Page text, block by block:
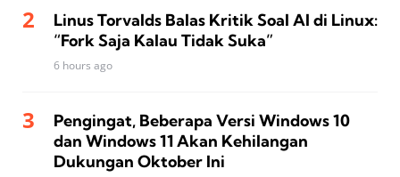
Linus Torvalds Balas Kritik Soal AI di Linux:
“Fork Saja Kalau Tidak Suka”
6 hours ago
Pengingat, Beberapa Versi Windows 10
dan Windows 11 Akan Kehilangan
Dukungan Oktober Ini